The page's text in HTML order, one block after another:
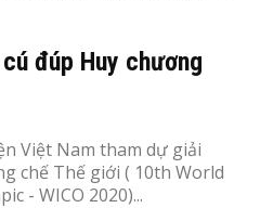
đúp Huy chương
Việt Nam tham dự giải
chế Thế giới ( 10th World
- WICO 2020)...